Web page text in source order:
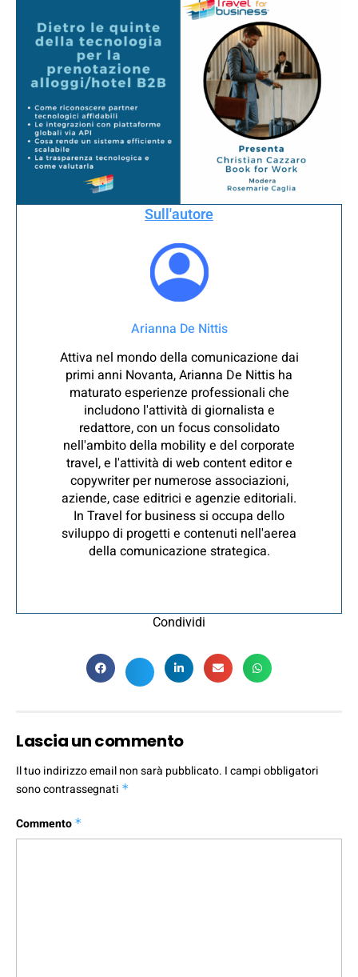
Sull'autore
Arianna De Nittis
Attiva nel mondo della comunicazione dai
primi anni Novanta, Arianna De Nittis ha
maturato esperienze professionali che
includono l'attività di giornalista e
redattore, con un focus consolidato
nell'ambito della mobility e del corporate
travel, e l'attività di web content editor e
copywriter per numerose associazioni,
aziende, case editrici e agenzie editoriali.
In Travel for business si occupa dello
sviluppo di progetti e contenuti nell'aerea
della comunicazione strategica.
Condividi
Lascia un commento
Il tuo indirizzo email non sarà pubblicato. I campi obbligatori
sono contrassegnati *
Commento *